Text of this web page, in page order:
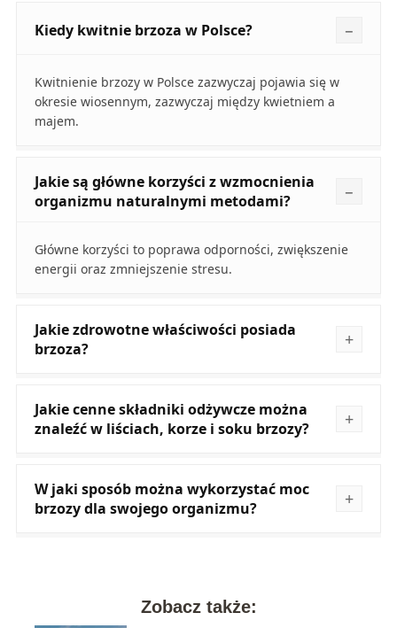
Kiedy kwitnie brzoza w Polsce?
Kwitnienie brzozy w Polsce zazwyczaj pojawia się w
okresie wiosennym, zazwyczaj między kwietniem a
majem.
Jakie są główne korzyści z wzmocnienia
organizmu naturalnymi metodami?
Główne korzyści to poprawa odporności, zwiększenie
energii oraz zmniejszenie stresu.
Jakie zdrowotne właściwości posiada
brzoza?
Jakie cenne składniki odżywcze można
znaleźć w liściach, korze i soku brzozy?
W jaki sposób można wykorzystać moc
brzozy dla swojego organizmu?
Zobacz także: